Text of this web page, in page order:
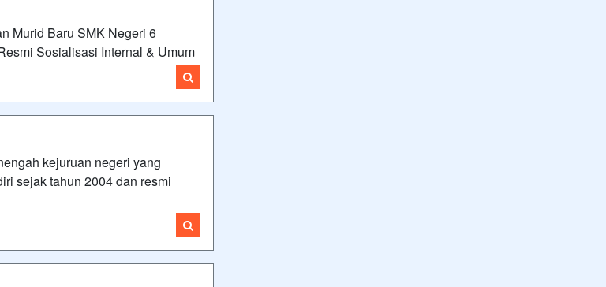
Murid Baru SMK Negeri 6
Sosialisasi Internal & Umum
kejuruan negeri yang
sejak tahun 2004 dan resmi